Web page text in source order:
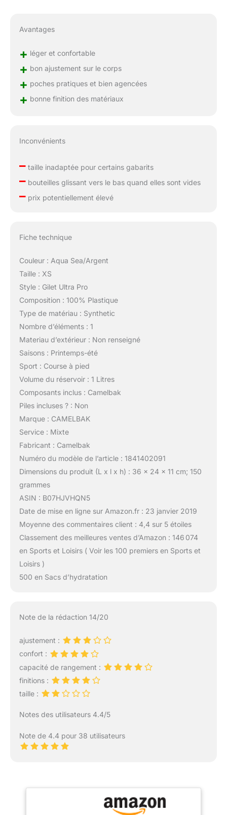
Avantages
+ léger et confortable
+ bon ajustement sur le corps
+ poches pratiques et bien agencées
+ bonne finition des matériaux
Inconvénients
–taille inadaptée pour certains gabarits
–bouteilles glissant vers le bas quand elles sont vides
–prix potentiellement élevé
Fiche technique
Couleur : Aqua Sea/Argent
Taille : XS
Style : Gilet Ultra Pro
Composition : 100% Plastique
Type de matériau : Synthetic
Nombre d’éléments : 1
Materiau d’extérieur : Non renseigné
Saisons : Printemps-été
Sport : Course à pied
Volume du réservoir : 1 Litres
Composants inclus : Camelbak
Piles incluses ? : Non
Marque : CAMELBAK
Service : Mixte
Fabricant : Camelbak
Numéro du modèle de l’article : 1841402091
Dimensions du produit (L x l x h) : 36 x 24 x 11 cm; 150
grammes
ASIN : B07HJVHQN5
Date de mise en ligne sur Amazon.fr : 23 janvier 2019
Moyenne des commentaires client : 4,4 sur 5 étoiles
Classement des meilleures ventes d’Amazon : 146 074
en Sports et Loisirs ( Voir les 100 premiers en Sports et
Loisirs )
500 en Sacs d’hydratation
Note de la rédaction 14/20
ajustement :
confort :
capacité de rangement :
finitions :
taille :
Notes des utilisateurs 4.4/5
Note de 4.4 pour 38 utilisateurs